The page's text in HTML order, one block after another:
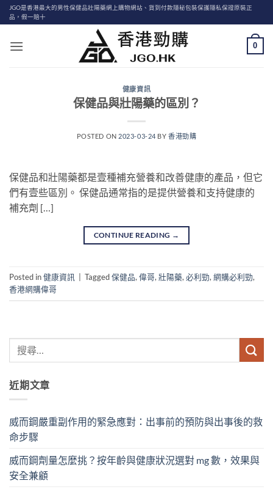
Skip
to
JGO是香港最大的男性保健品壯陽藥網上購物網站、貨到付款隱秘包裝保護隱私保證原裝正
品，假一賠十
0
健康資訊
保健品與壯陽藥的區別？
POSTED ON 2023-03-24 BY香港勁購
保健品和壯陽藥都是壹種補充營養和改善健康的產品，但它
們有壹些區別。 保健品通常指的是提供營養和支持健康的
補充劑 […]
CONTINUE READING →
Posted in健康資訊 Tagged保健品, 偉哥, 壯陽藥, 必利勁, 網購必利勁,
香港網購偉哥
近期文章
威而鋼嚴重副作用的緊急應對：出事前的預防與出事後的救
命步驟
威而鋼劑量怎麼挑？按年齡與健康狀況選對 mg 數，效果與
安全兼顧